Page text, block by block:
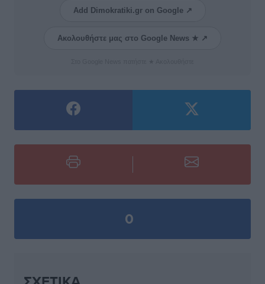
Add Dimokratiki.gr on Google ↗
Ακολουθήστε μας στο Google News ★ ↗
0